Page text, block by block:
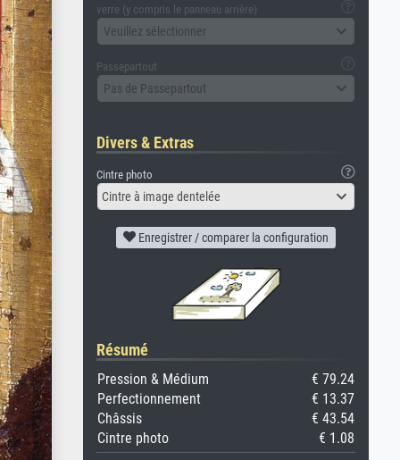
verre (y compris le panneau arrière)
Veuillez sélectionner
Passepartout
Pas de Passepartout
Divers & Extras
Cintre photo
Cintre à image dentelée
Enregistrer / comparer la configuration
Résumé
Pression & Médium
€ 79.24
Perfectionnement
€ 13.37
Châssis
€ 43.54
Cintre photo
€ 1.08